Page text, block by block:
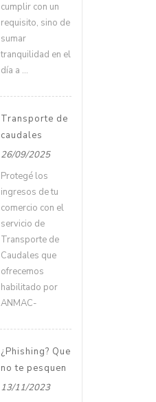
cumplir con un
requisito, sino de
sumar
tranquilidad en el
día a ...
Transporte de
caudales
26/09/2025
Protegé los
ingresos de tu
comercio con el
servicio de
Transporte de
Caudales que
ofrecemos
habilitado por
ANMAC-
¿Phishing? Que
no te pesquen
13/11/2023